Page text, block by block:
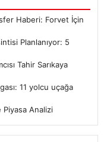
Haberi: Forvet İçin
Planlanıyor: 5
Tahir Sarıkaya
11 yolcu uçağa
Piyasa Analizi